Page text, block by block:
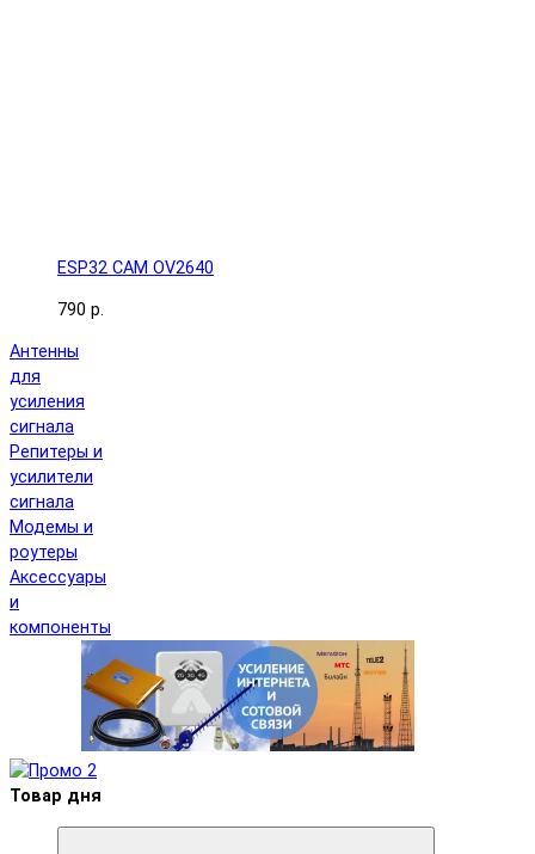
ESP32 CAM OV2640
790 р.
Антенны
для
усиления
сигнала
Репитеры и
усилители
сигнала
Модемы и
роутеры
Аксессуары
и
компоненты
Товар дня